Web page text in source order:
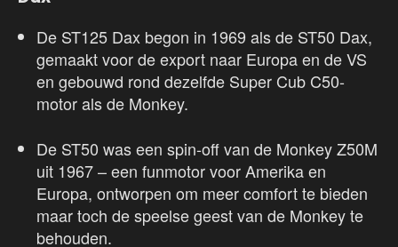
De ST125 Dax begon in 1969 als de ST50 Dax,
gemaakt voor de export naar Europa en de VS
en gebouwd rond dezelfde Super Cub C50-
motor als de Monkey.
De ST50 was een spin-off van de Monkey Z50M
uit 1967 – een funmotor voor Amerika en
Europa, ontworpen om meer comfort te bieden
maar toch de speelse geest van de Monkey te
behouden.